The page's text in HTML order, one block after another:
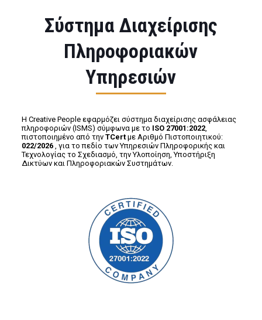
Σύστημα Διαχείρισης
Πληροφοριακών
Υπηρεσιών
Η Creative People εφαρμόζει σύστημα διαχείρισης ασφάλειας
πληροφοριών (ISMS) σύμφωνα με το ISO 27001:2022,
πιστοποιημένο από την ΤCert με Αριθμό Πιστοποιητικού:
022/2026, για το πεδίο των Υπηρεσιών Πληροφορικής και
Τεχνολογίας το Σχεδιασμό, την Υλοποίηση, Υποστήριξη
Δικτύων και Πληροφοριακών Συστημάτων.